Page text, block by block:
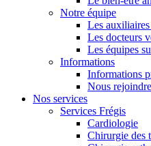
Notre équipe
Les auxiliaires
Les docteurs
Les équipes
Informations
Informations
Nous rejoindre
Nos services
Services Frégis
Cardiologie
Chirurgie des